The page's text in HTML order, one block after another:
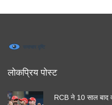
लोकप्रिय पोस्ट
RCB ने 10 साल बाद